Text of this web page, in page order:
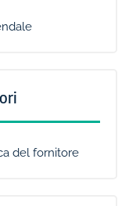
del fornitore